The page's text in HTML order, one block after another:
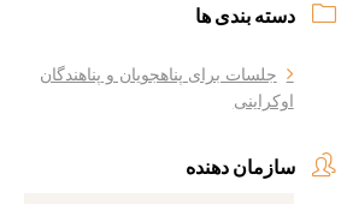
دسته بندی ها
جلسات برای پناهجویان و پناهندگان
اوکراینی
سازمان دهنده